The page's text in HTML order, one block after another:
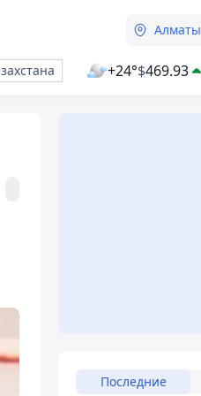
Алматы
+24°$469.93
Последние